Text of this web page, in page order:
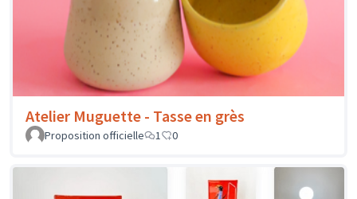
Atelier Muguette - Tasse en grès
Proposition officielle 1 0